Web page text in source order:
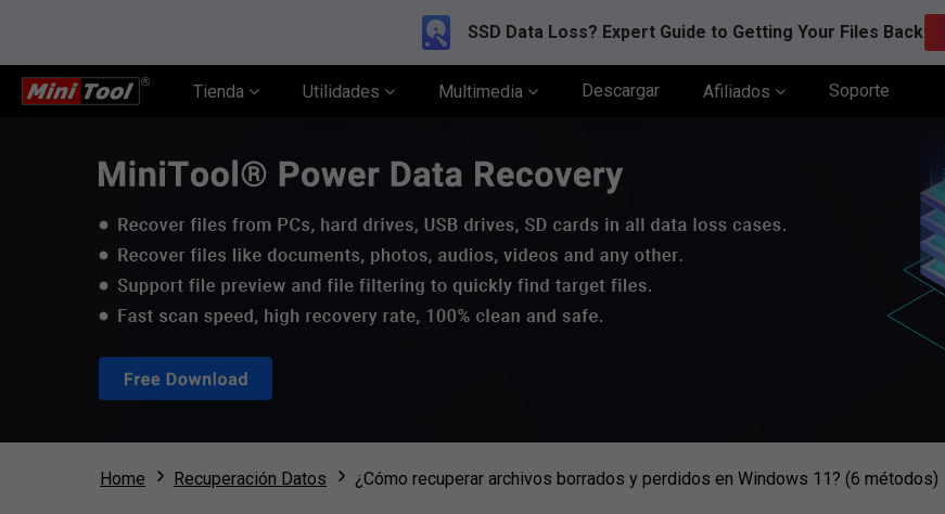
SSD Data Loss? Expert Guide to Getting Your Files Back
Tienda Utilidades Multimedia Descargar Afiliados Soporte
Home Recuperación Datos ¿Cómo recuperar archivos borrados y perdidos en Windows 11? (6 métodos)